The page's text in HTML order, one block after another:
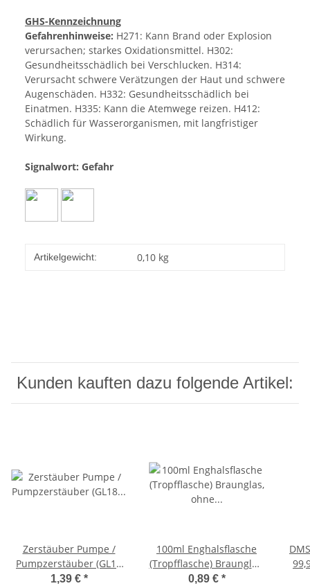
GHS-Kennzeichnung
Gefahrenhinweise: H271: Kann Brand oder Explosion
verursachen; starkes Oxidationsmittel. H302:
Gesundheitsschädlich bei Verschlucken. H314:
Verursacht schwere Verätzungen der Haut und schwere
Augenschäden. H332: Gesundheitsschädlich bei
Einatmen. H335: Kann die Atemwege reizen. H412:
Schädlich für Wasserorganismen, mit langfristiger
Wirkung.
Signalwort: Gefahr
Artikelgewicht: 0,10 kg
Kunden kauften dazu folgende Artikel:
Zerstäuber Pumpe /
Pumpzerstäuber (GL18
für Enghals-Tropfflasche
1,39 € *
100ml Enghalsflasche
(Tropfflasche) Braunglas,
ohne Verschluss
0,89 € *